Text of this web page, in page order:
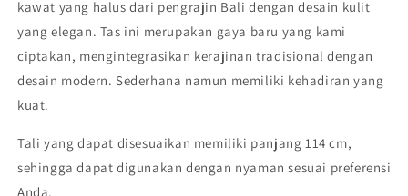
kawat yang halus dari pengrajin Bali dengan desain kulit
yang elegan. Tas ini merupakan gaya baru yang kami
ciptakan, mengintegrasikan kerajinan tradisional dengan
desain modern. Sederhana namun memiliki kehadiran yang
kuat.
Tali yang dapat disesuaikan memiliki panjang 114 cm,
sehingga dapat digunakan dengan nyaman sesuai preferensi
Anda.